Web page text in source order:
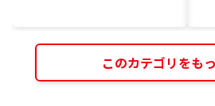
このカテゴリをも